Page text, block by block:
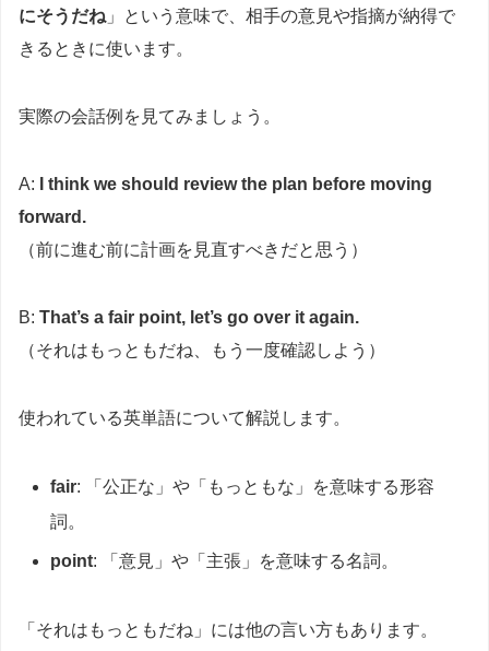
にそうだね 」という意味で、相手の意見や指摘が納得で
きるときに使います。
実際の会話例を見てみましょう。
A:
I think we should review the plan before moving
forward.
（前に進む前に計画を見直すべきだと思う）
B: That’s a fair point, let’s go over it again.
（それはもっともだね、もう一度確認しよう）
使われている英単語について解説します。
fair: 「公正な」や「もっともな」を意味する形容
詞。
point: 「意見」や「主張」を意味する名詞。
「それはもっともだね」には他の言い方もあります。